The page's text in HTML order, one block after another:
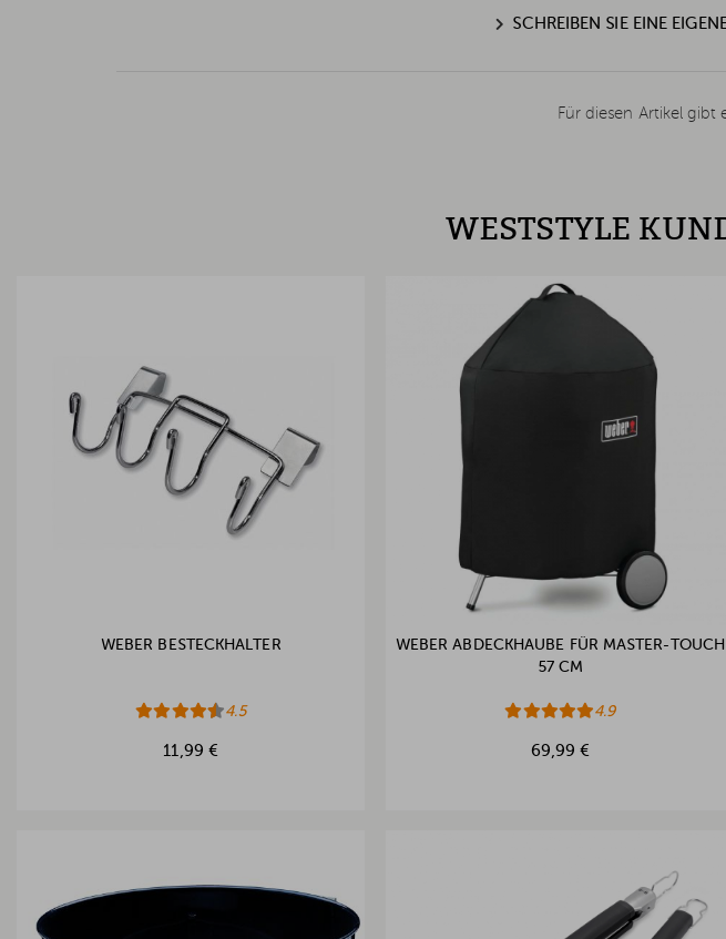
SCHREIBEN SIE EINE
Für diesen Artikel gibt
WESTSTYLE
WEBER BESTECKHALTER
4.5
11,99 €
WEBER ABDECKHAUBE FÜR MASTER-TOUCH
57 CM
4.9
69,99 €